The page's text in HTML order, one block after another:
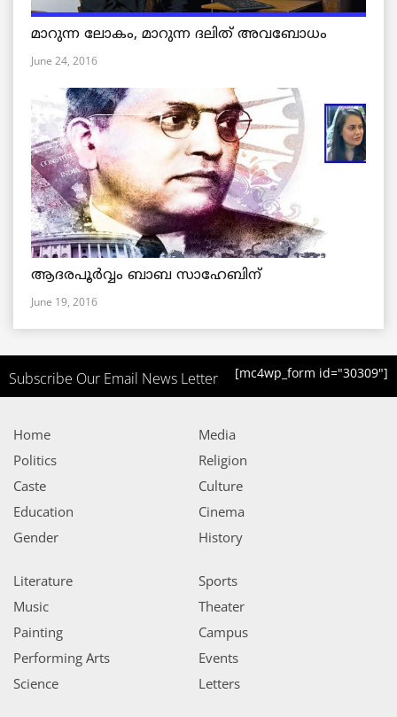
മാറുന്ന ലോകം, മാറുന്ന ദലിത് അവബോധം
June 24, 2016
ആദരപൂര്‍വ്വം ബാബ സാഹേബിന്
June 19, 2016
Subscribe Our Email News Letter [mc4wp_form id="30309"]
Home
Politics
Caste
Education
Gender
Media
Religion
Culture
Cinema
History
Literature
Music
Painting
Performing Arts
Science
Sports
Theater
Campus
Events
Letters